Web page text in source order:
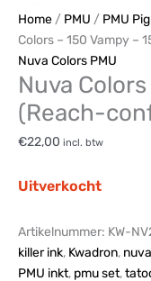
Home / PMU / PMU
Colors – 150 Vampy –
Nuva Colors PMU
Nuva
(Reach-
€22,00 incl. btw
Uitverkocht
Artikelnummer: KW-
killer ink, Kwadron, nuva
PMU inkt, pmu set,